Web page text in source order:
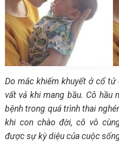
Do mắc khiếm khuyết ở cổ tử
vất vả khi mang bầu. Cô hầu
bệnh trong quá trình thai
khi con chào đời, cô vô
được sự kỳ diệu của cuộc